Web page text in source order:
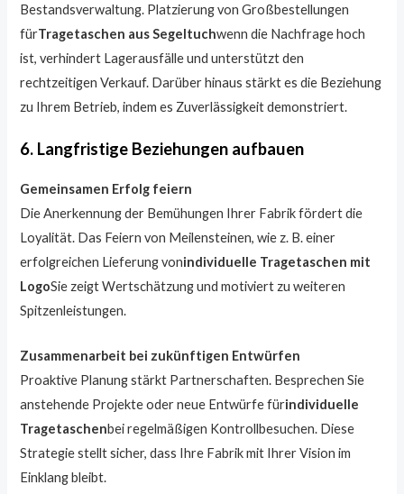
Bestandsverwaltung. Platzierung von Großbestellungen
fürTragetaschen aus Segeltuchwenn die Nachfrage hoch
ist, verhindert Lagerausfälle und unterstützt den
rechtzeitigen Verkauf. Darüber hinaus stärkt es die Beziehung
zu Ihrem Betrieb, indem es Zuverlässigkeit demonstriert.
6. Langfristige Beziehungen aufbauen
Gemeinsamen Erfolg feiern
Die Anerkennung der Bemühungen Ihrer Fabrik fördert die
Loyalität. Das Feiern von Meilensteinen, wie z. B. einer
erfolgreichen Lieferung vonindividuelle Tragetaschen mit
LogoSie zeigt Wertschätzung und motiviert zu weiteren
Spitzenleistungen.
Zusammenarbeit bei zukünftigen Entwürfen
Proaktive Planung stärkt Partnerschaften. Besprechen Sie
anstehende Projekte oder neue Entwürfe fürindividuelle
Tragetaschenbei regelmäßigen Kontrollbesuchen. Diese
Strategie stellt sicher, dass Ihre Fabrik mit Ihrer Vision im
Einklang bleibt.